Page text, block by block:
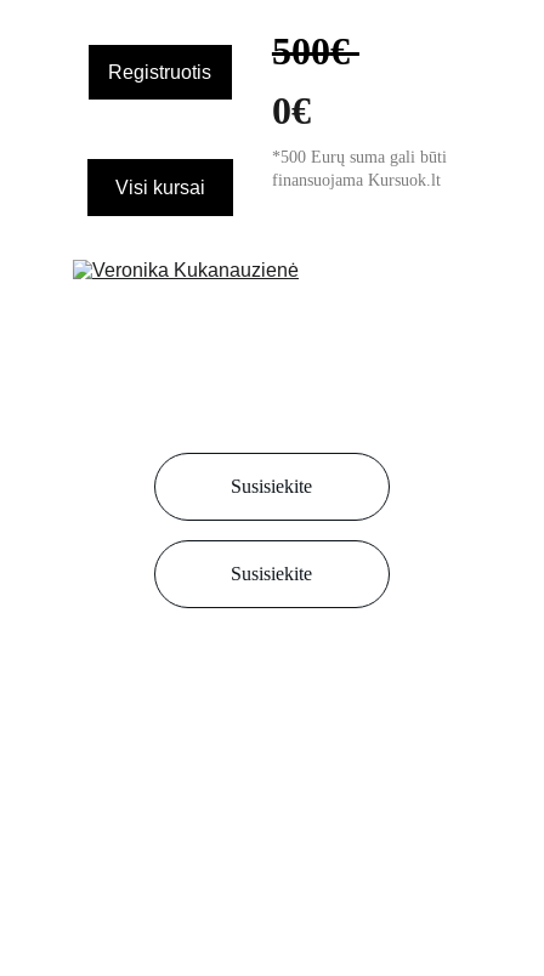
Visi kursai
Registruotis 500€
0€
*500 Eurų suma gali būti
finansuojama Kursuok.lt
Susisiekite
Susisiekite